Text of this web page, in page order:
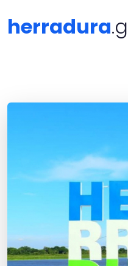
herradura